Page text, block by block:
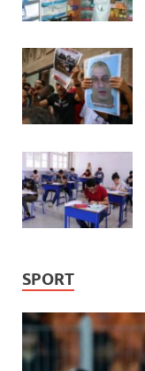
SPORT